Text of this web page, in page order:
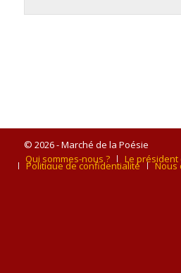
© 2026 - Marché de la Poésie
Qui sommes-nous ?
Le président
Politique de confidentialité Nous